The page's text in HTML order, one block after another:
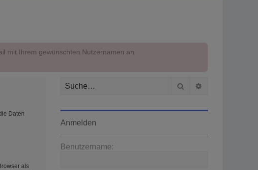
mit Ihrem gewünschten Nutzernamen an
Daten
als
Suche
Anmelden
Benutzername: